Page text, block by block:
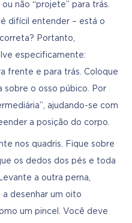
não “projete” para trás.
difícil entender – está o
Portanto,
especificamente:
frente e para trás. Coloque
sobre o osso púbico. Por
ajudando-se com
a posição do corpo.
nos quadris. Fique sobre
os dedos dos pés e toda
a outra perna,
desenhar um oito
um pincel. Você deve